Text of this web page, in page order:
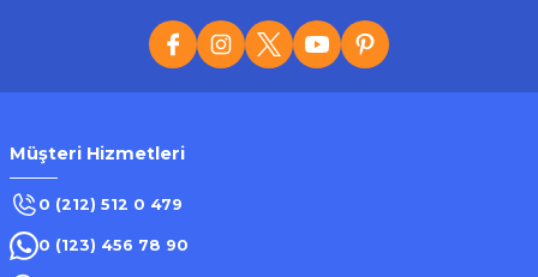
870,57 ₺
Müşteri Hizmetleri
0 (212) 512 0 479
0 (123) 456 78 90